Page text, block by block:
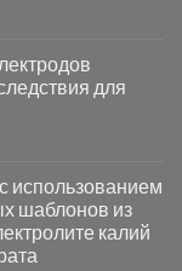
для
использованием
шаблонов из
калий